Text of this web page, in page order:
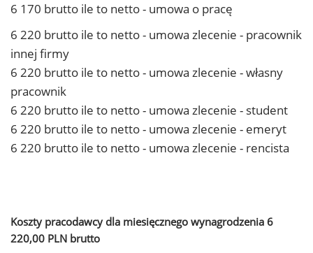
6 170 brutto ile to netto - umowa o pracę
6 220 brutto ile to netto - umowa zlecenie - pracownik
innej firmy
6 220 brutto ile to netto - umowa zlecenie - własny
pracownik
6 220 brutto ile to netto - umowa zlecenie - student
6 220 brutto ile to netto - umowa zlecenie - emeryt
6 220 brutto ile to netto - umowa zlecenie - rencista
Koszty pracodawcy dla miesięcznego wynagrodzenia 6
220,00 PLN brutto